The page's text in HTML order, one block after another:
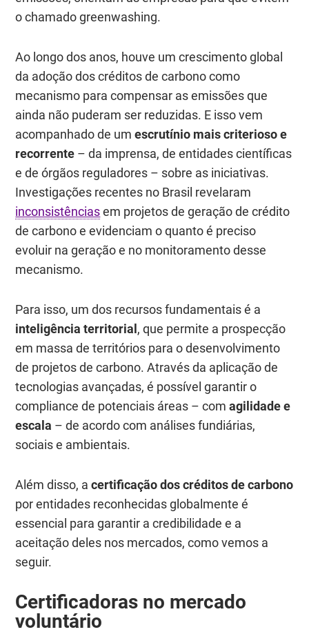
o chamadogreenwashing.
Ao longo dos anos, houve um crescimento global
da adoção dos créditos de carbono como
mecanismo para compensar as emissões que
ainda não puderam ser reduzidas. E isso vem
acompanhado de umescrutínio mais criterioso e
recorrente – da imprensa, de entidades científicas
e de órgãos reguladores – sobre as iniciativas.
Investigações recentes no Brasil revelaram
inconsistênciasem projetos de geração de crédito
de carbono e evidenciam o quanto é preciso
evoluir na geração e no monitoramento desse
mecanismo.
Para isso, um dos recursos fundamentais é a
inteligência territorial , que permite a prospecção
em massa de territórios para o desenvolvimento
de projetos de carbono. Através da aplicação de
tecnologias avançadas, é possível garantir o
compliance de potenciais áreas – comagilidade e
escala – de acordo com análises fundiárias,
sociais e ambientais.
Além disso, acertificação dos créditos de carbono
por entidades reconhecidas globalmente é
essencial para garantir a credibilidade e a
aceitação deles nos mercados, como vemos a
seguir.
Certificadoras no mercado
voluntário